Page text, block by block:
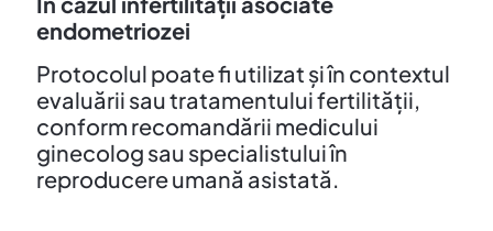
endometriozei
Protocolul poate fi utilizat și în contextul
evaluării sau tratamentului fertilității,
conform recomandării medicului
ginecolog sau specialistului în
reproducere umană asistată.